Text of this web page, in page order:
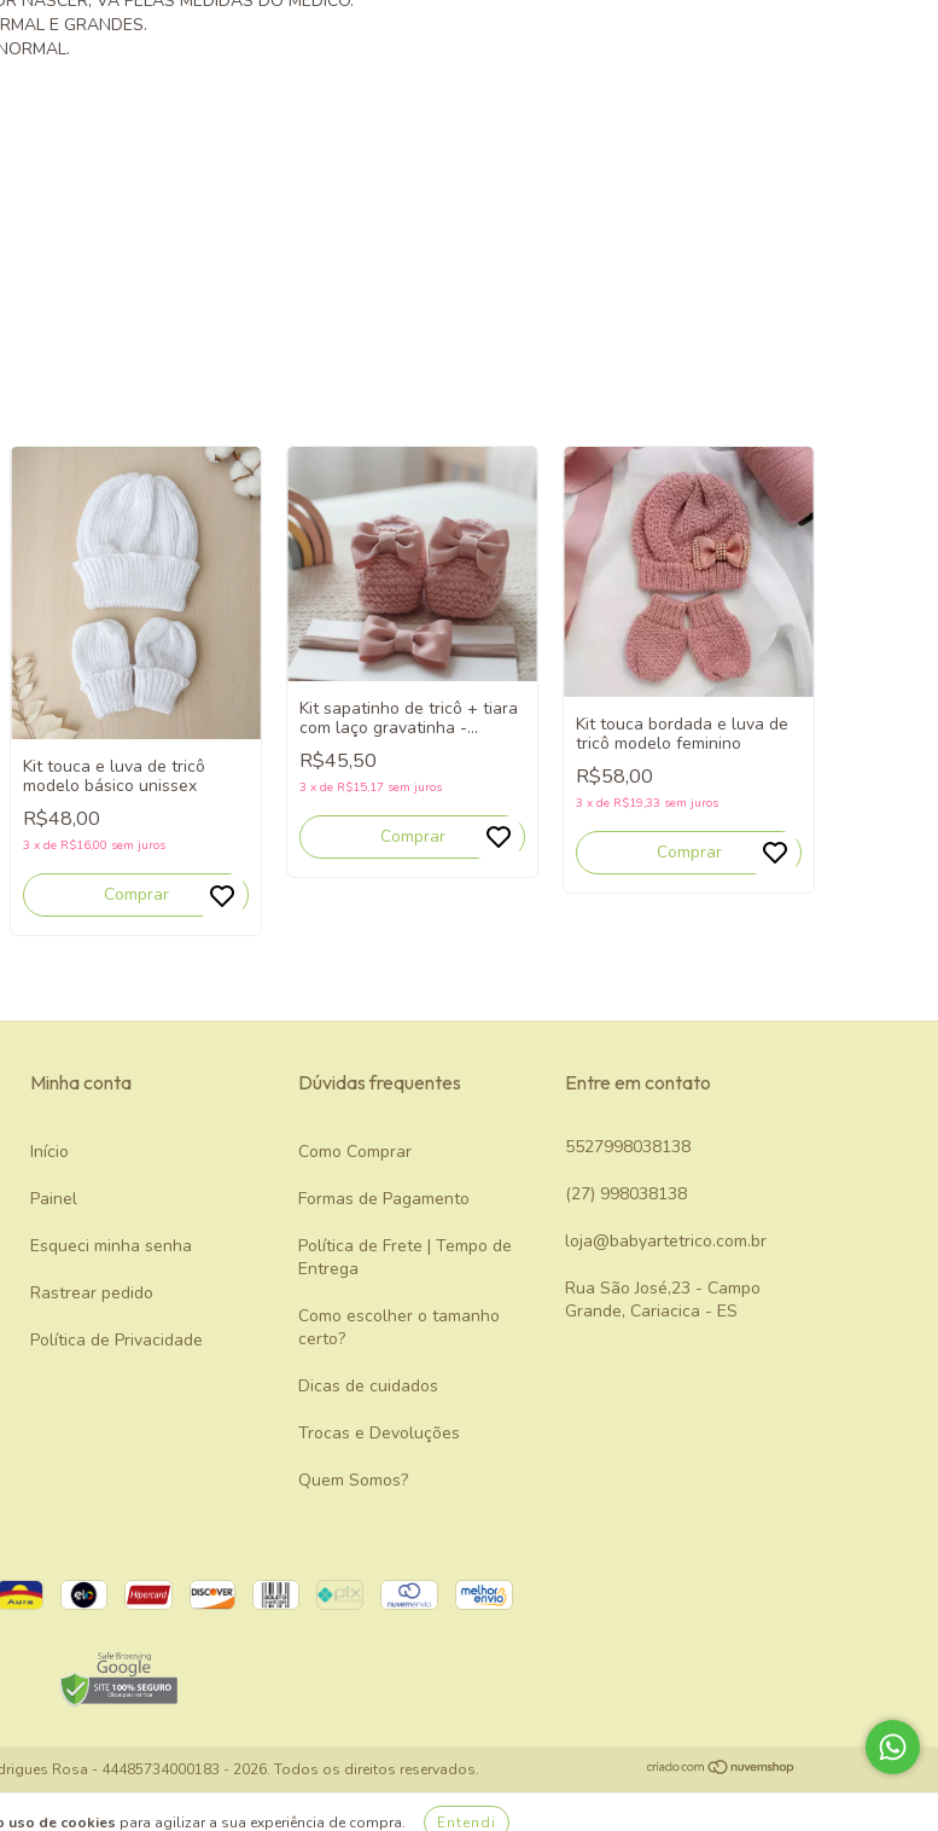
uso de cookies para agilizar a sua experiência de compra. Entendi
E GRANDES.
Kit touca e luva de tricô
modelo básico unissex
R$48,00
3 x de R$16,00 sem juros
Comprar
Kit sapatinho de tricô + tiara
com laço gravatinha -
Modelo feminino
R$45,50
3 x de R$15,17 sem juros
Comprar
Kit touca bordada e luva de
tricô modelo feminino
R$58,00
3 x de R$19,33 sem juros
Comprar
Minha conta
Início
Painel
Esqueci minha senha
Rastrear pedido
Política de Privacidade
Dúvidas frequentes
Como Comprar
Formas de Pagamento
Política de Frete | Tempo de
Entrega
Como escolher o tamanho
certo?
Dicas de cuidados
Trocas e Devoluções
Quem Somos?
Entre em contato
5527998038138
(27) 998038138
loja@babyartetrico.com.br
Rua São José,23 - Campo
Grande, Cariacica - ES
Rosa - 44485734000183 - 2026. Todos os direitos reservados.